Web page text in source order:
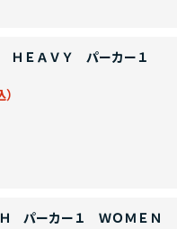
ＨＥＡＶＹ パーカー１
Ｈ パーカー１ ＷＯＭＥＮ